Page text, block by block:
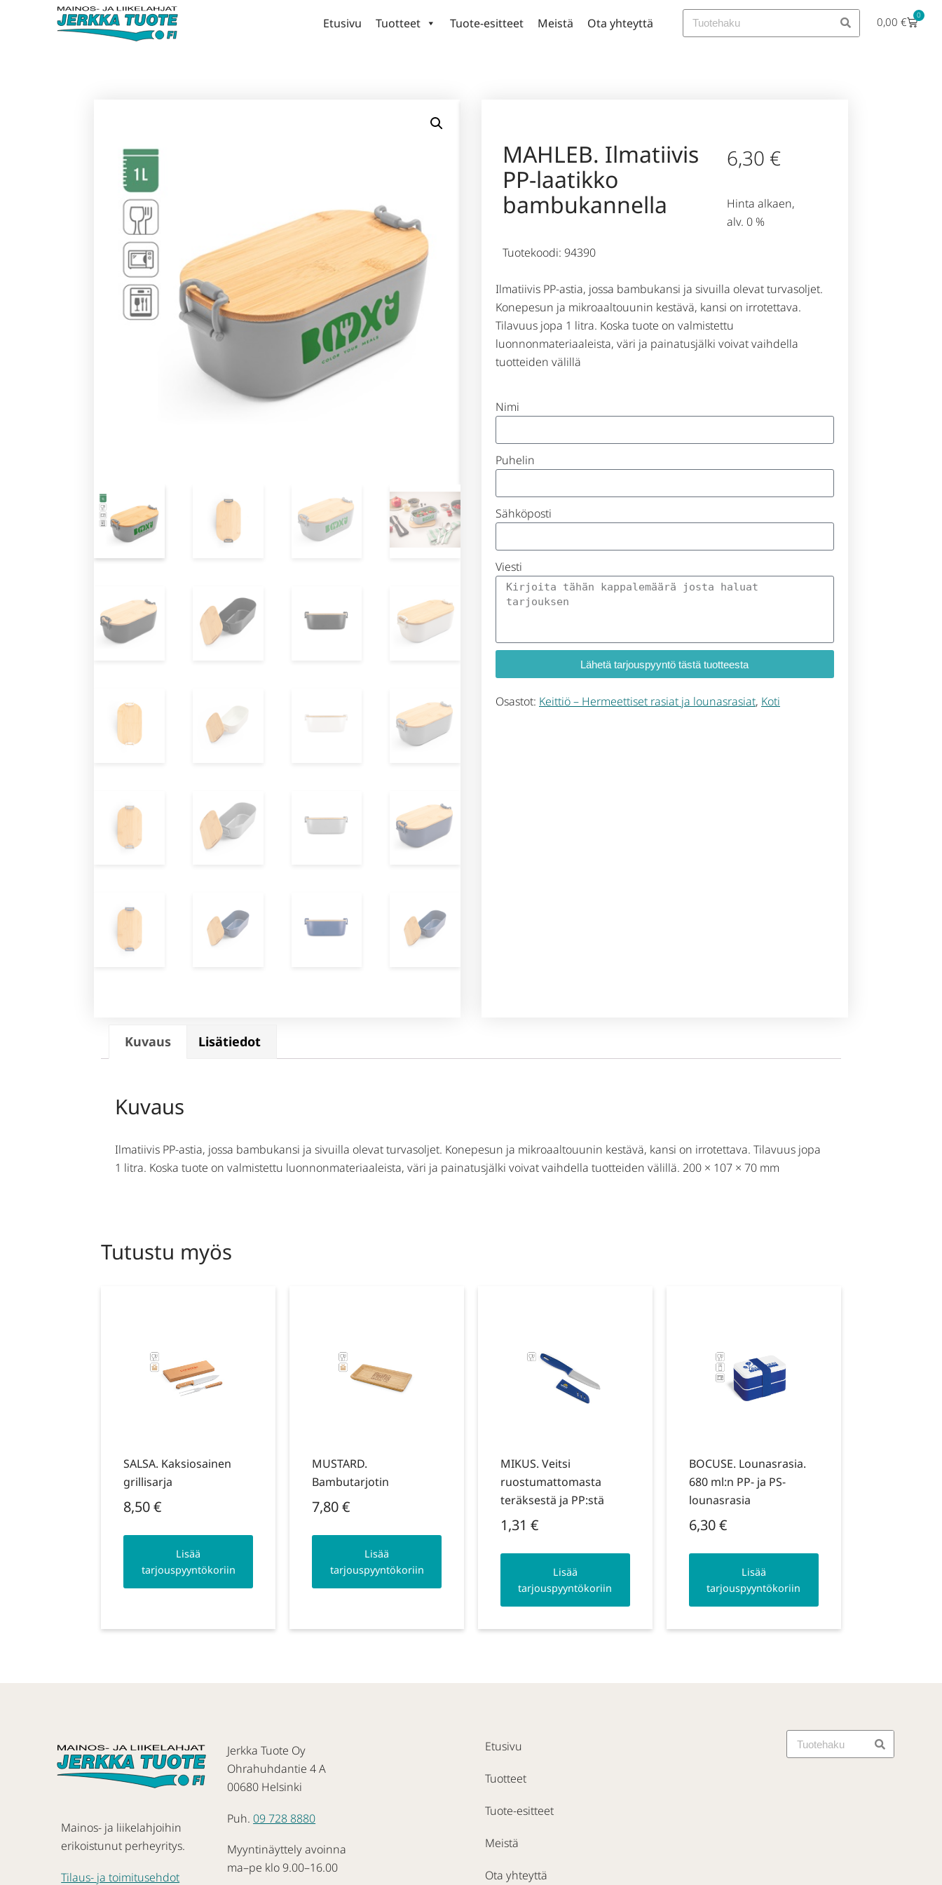
Etusivu Tuotteet Tuote-esitteet Meistä Ota yhteyttä 0,00€ 0
MAHLEB. Ilmatiivis
PP-laatikko
bambukannella
Tuotekoodi: 94390
6,30 €
Hinta alkaen,
alv. 0 %
Ilmatiivis PP-astia, jossa bambukansi ja sivuilla olevat turvasoljet.
Konepesun ja mikroaaltouunin kestävä, kansi on irrotettava.
Tilavuus jopa 1 litra. Koska tuote on valmistettu
luonnonmateriaaleista, väri ja painatusjälki voivat vaihdella
tuotteiden välillä
Nimi
Puhelin
Sähköposti
Viesti
Lähetä tarjouspyyntö tästä tuotteesta
Osastot: Keittiö – Hermeettiset rasiat ja lounasrasiat, Koti
Kuvaus Lisätiedot
Kuvaus
Ilmatiivis PP-astia, jossa bambukansi ja sivuilla olevat turvasoljet. Konepesun ja mikroaaltouunin kestävä, kansi on irrotettava. Tilavuus jopa
1 litra. Koska tuote on valmistettu luonnonmateriaaleista, väri ja painatusjälki voivat vaihdella tuotteiden välillä. 200 × 107 × 70 mm
Tutustu myös
SALSA. Kaksiosainen
grillisarja
8,50€
Lisää
tarjouspyyntökoriin
MUSTARD.
Bambutarjotin
7,80€
Lisää
tarjouspyyntökoriin
MIKUS. Veitsi
ruostumattomasta
teräksestä ja PP:stä
1,31 €
Lisää
tarjouspyyntökoriin
BOCUSE. Lounasrasia.
680 ml:n PP- ja PS-
lounasrasia
6,30€
Lisää
tarjouspyyntökoriin
Mainos- ja liikelahjoihin
erikoistunut perheyritys.
Tilaus- ja toimitusehdot
Jerkka Tuote Oy
Ohrahuhdantie 4 A
00680 Helsinki
Puh. 09 728 8880
Myyntinäyttely avoinna
ma–pe klo 9.00–16.00
Etusivu
Tuotteet
Tuote-esitteet
Meistä
Ota yhteyttä